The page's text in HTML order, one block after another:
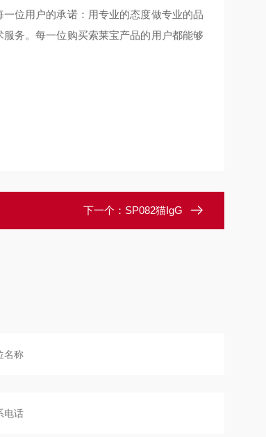
位用户的承诺：用专业的态度做专业的品
务。每一位购买索莱宝产品的用户都能够
下一个： SP082猫IgG